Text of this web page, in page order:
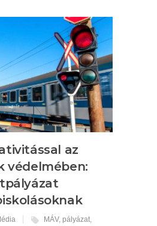
az
védelmében:
MÁV, pályázat